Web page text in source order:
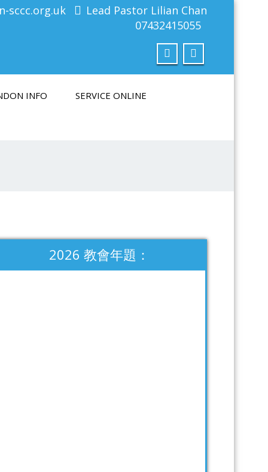
sccc.org.uk
Lead Pastor Lilian Chan
07432415055
INFO SERVICE ONLINE
2026 教會年題：